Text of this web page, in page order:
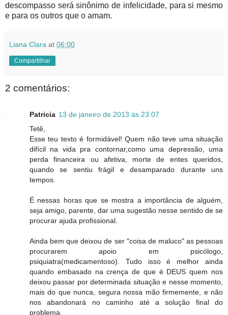
descompasso será sinônimo de infelicidade, para si mesmo
e para os outros que o amam.
Liana Clara at 06:00
Compartilhar
2 comentários:
Patricia 13 de janeiro de 2013 às 23:07
Tetê,
Esse teu texto é formidável! Quem não teve uma situação
difícil na vida pra contornar,como uma depressão, uma
perda financeira ou afetiva, morte de entes queridos,
quando se sentiu frágil e desamparado durante uns
tempos.
É nessas horas que se mostra a importância de alguém,
seja amigo, parente, dar uma sugestão nesse sentido de se
procurar ajuda profissional.
Ainda bem que deixou de ser "coisa de maluco" as pessoas
procurarem apoio em psicólogo,
psiquiatra(medicamentoso). Tudo isso é melhor ainda
quando embasado na crença de que é DEUS quem nos
deixou passar por determinada situação e nesse momento,
mais do que nunca, segura nossa mão firmemente, e não
nos abandonará no caminho até a solução final do
problema.